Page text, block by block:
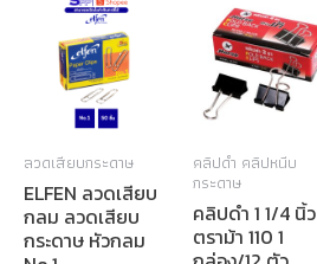
ลวดเสียบกระดาษ
ELFEN ลวดเสียบ
กลม ลวดเสียบ
กระดาษ หัวกลม
คลิปดำ คลิปหนีบ
กระดาษ
คลิปดำ 1 1/4 นิ้ว
ตราม้า 110 1